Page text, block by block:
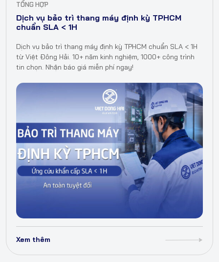
TỔNG HỢP
Dịch vụ bảo trì thang máy định kỳ TPHCM
chuẩn SLA < 1H
Dịch vụ bảo trì thang máy định kỳ TPHCM chuẩn SLA < 1H
từ Việt Đông Hải. 10+ năm kinh nghiệm, 1000+ công trình
tin chọn. Nhận báo giá miễn phí ngay!
Xem thêm